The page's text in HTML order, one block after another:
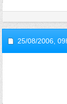
25/08/2006,